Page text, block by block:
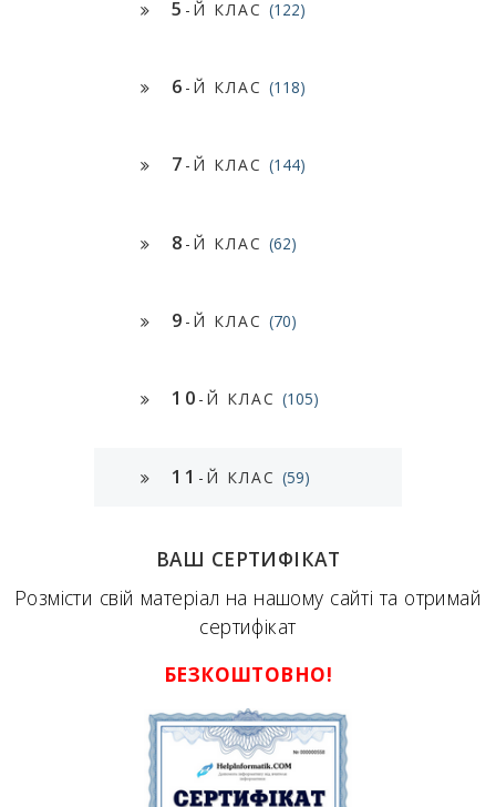
5 -Й КЛАС (122)
6 -Й КЛАС (118)
7 -Й КЛАС (144)
8 -Й КЛАС (62)
9 -Й КЛАС (70)
10 -Й КЛАС (105)
11 -Й КЛАС (59)
ВАШ СЕРТИФІКАТ
Розмісти свій матеріал на нашому сайті та отримай
сертифікат
БЕЗКОШТОВНО!